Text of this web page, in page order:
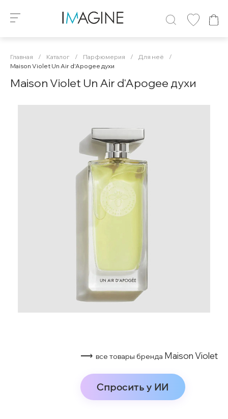
Главная / Каталог / Парфюмерия / Для неё
/
Maison Violet Un Air d'Apogee духи
Maison Violet Un Air d'Apogee духи
⟶ все товары бренда Maison Violet
Спросить у ИИ